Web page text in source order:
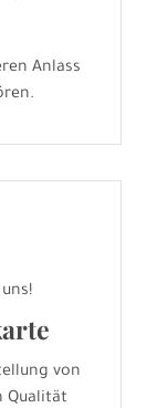
Anlass
von
Qualität